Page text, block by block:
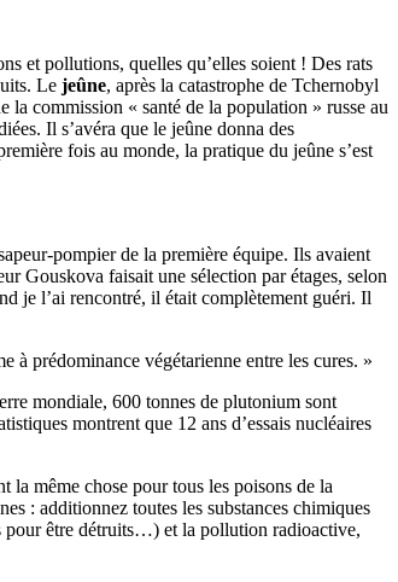
et pollutions, quelles qu’elles soient ! Des rats
Le jeûne, après la catastrophe de Tchernobyl
la commission « santé de la population » russe au
Il s’avéra que le jeûne donna des
fois au monde, la pratique du jeûne s’est
pompier de la première équipe. Ils avaient
Gouskova faisait une sélection par étages, selon
je l’ai rencontré, il était complètement guéri. Il
à prédominance végétarienne entre les cures. »
mondiale, 600 tonnes de plutonium sont
montrent que 12 ans d’essais nucléaires
la même chose pour tous les poisons de la
: additionnez toutes les substances chimiques
pour être détruits…) et la pollution radioactive,